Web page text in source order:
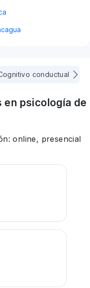
conductual
en psicología de
online, presencial